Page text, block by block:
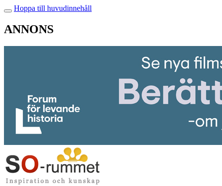
Hoppa till huvudinnehåll
ANNONS